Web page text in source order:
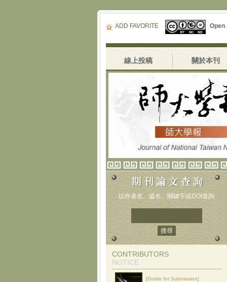
ADD FAVORITE
線上投稿 關於本刊
以作者名、篇名、關鍵字或DOI查詢
CONTRIBUTORS
NOTICE
[Guide for Submission]